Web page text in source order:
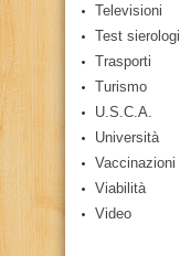
Televisioni
Test
Trasporti
Turismo
U.S.C.A.
Università
Vaccinazioni
Viabilità
Video